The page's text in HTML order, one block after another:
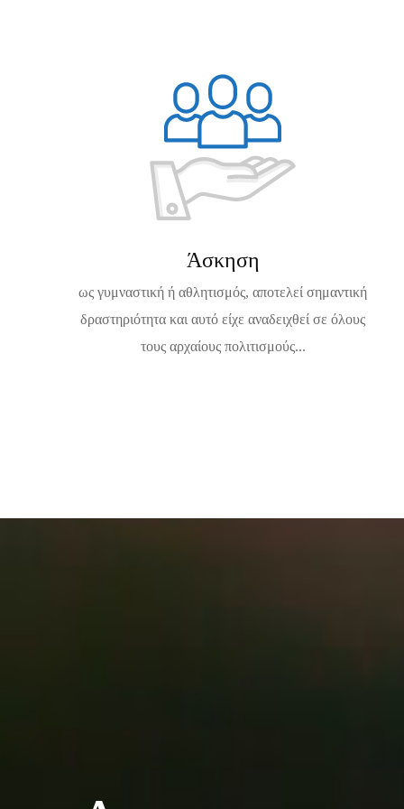
Άσκηση
ως γυμναστική ή αθλητισμός, αποτελεί σημαντική
δραστηριότητα και αυτό είχε αναδειχθεί σε όλους
τους αρχαίους πολιτισμούς...